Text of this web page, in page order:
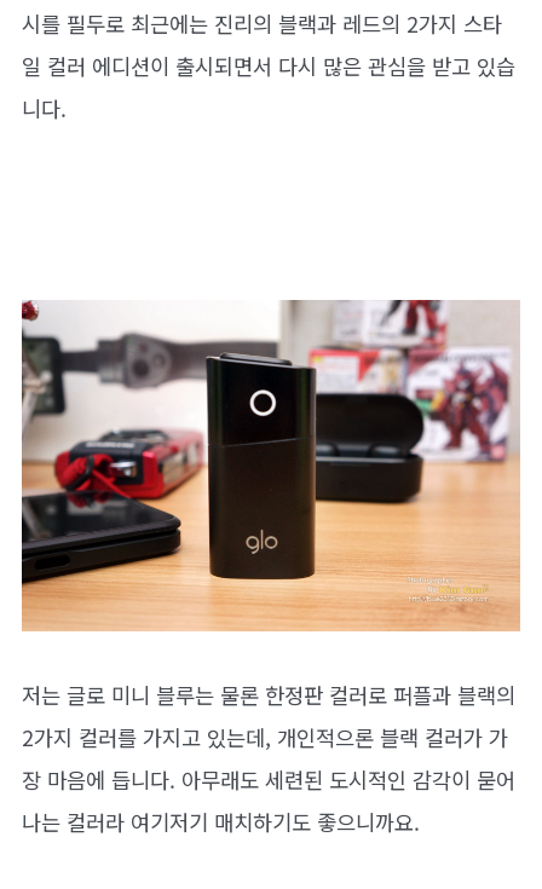
시를 필두로 최근에는 진리의 블랙과 레드의 2가지 스타
일 컬러 에디션이 출시되면서 다시 많은 관심을 받고 있습
니다.
저는 글로 미니 블루는 물론 한정판 컬러로 퍼플과 블랙의
2가지 컬러를 가지고 있는데, 개인적으론 블랙 컬러가 가
장 마음에 듭니다. 아무래도 세련된 도시적인 감각이 묻어
나는 컬러라 여기저기 매치하기도 좋으니까요.